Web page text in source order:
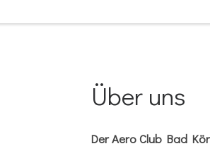
Über uns
Der Aero Club Bad